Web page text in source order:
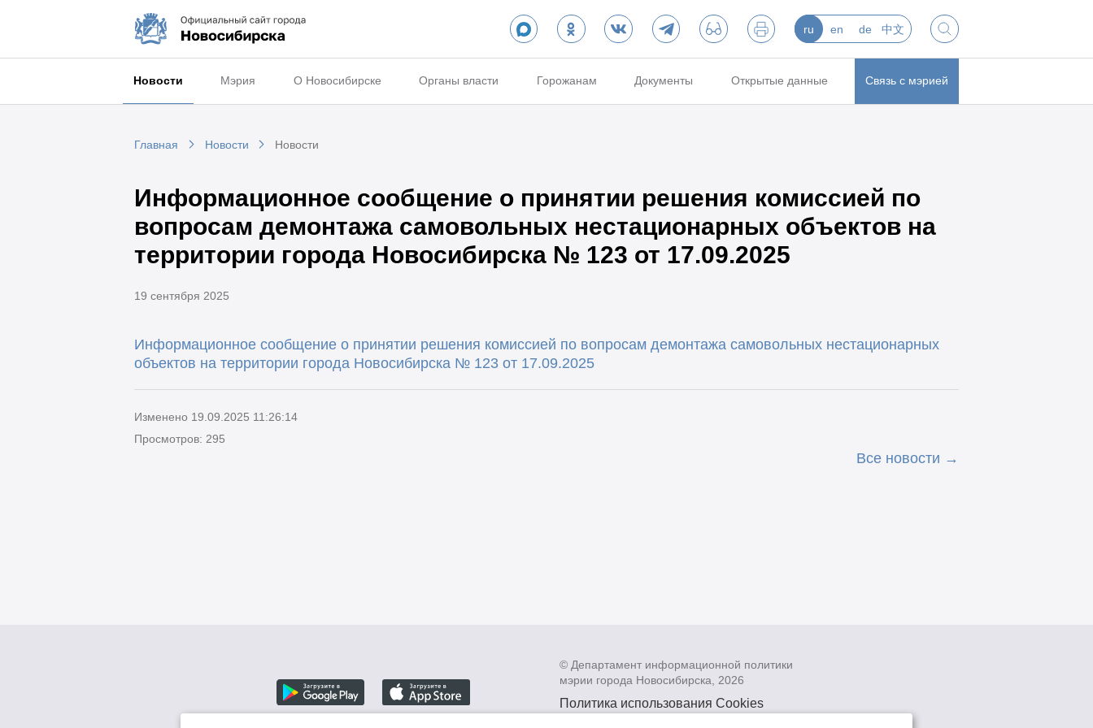
ru en de 中文
Новости Мэрия О Новосибирске Органы власти Горожанам Документы Открытые данные Связь с мэрией
Главная Новости Новости
Информационное сообщение о принятии решения комиссией по
вопросам демонтажа самовольных нестационарных объектов на
территории города Новосибирска № 123 от 17.09.2025
19 сентября 2025
Информационное сообщение о принятии решения комиссией по вопросам демонтажа самовольных нестационарных
объектов на территории города Новосибирска № 123 от 17.09.2025
Изменено 19.09.2025 11:26:14
Просмотров: 295
Все новости
© Департамент информационной политики
мэрии города Новосибирска, 2026
Политика использования Cookies